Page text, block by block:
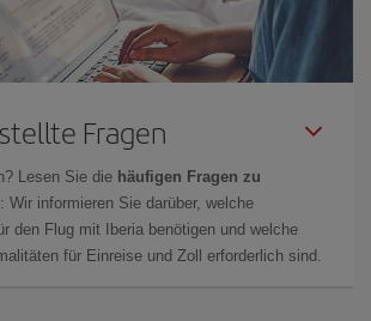
Fragen
Lesen Sie die häufigen Fragen zu
: Wir informieren Sie darüber, welche
den Flug mit Iberia benötigen und welche
für Einreise und Zoll erforderlich sind.